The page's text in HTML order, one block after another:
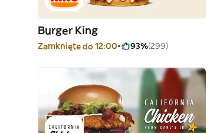
Burger King
Zamknięte do 12:00 93%(299)